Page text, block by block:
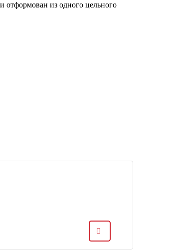
из одного цельного